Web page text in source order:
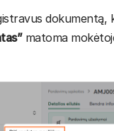
dokumentą,
matoma